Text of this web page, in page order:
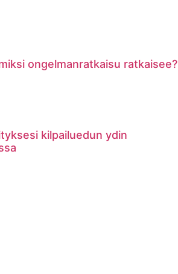
ongelmanratkaisu ratkaisee?
kilpailuedun ydin